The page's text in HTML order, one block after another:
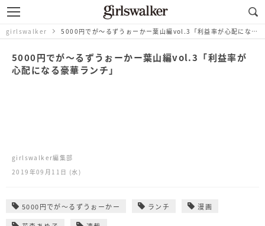
girlswalker 5000円でが～るずうぉーかー葉山編vol.3「利益率が心配になる豪華ランチ」
5000円でが～るずうぉーかー葉山編vol.3「利益率が
心配になる豪華ランチ」
girlswalker編集部
2019年09月11日 (水)
5000円でが～るずうぉーかー ランチ 漫画